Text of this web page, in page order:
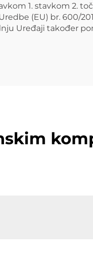
1. stavkom 2.
(EU) br. 600/
Uređaji također